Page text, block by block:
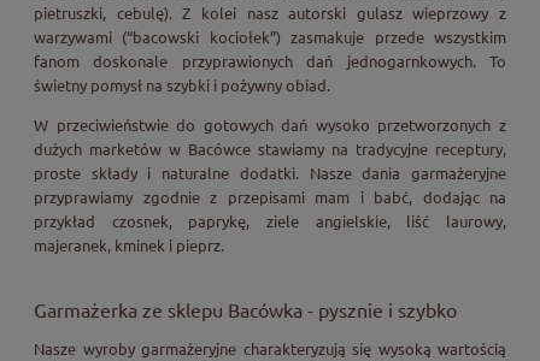
pietruszki, cebulę). Z kolei nasz autorski gulasz wieprzowy z
warzywami (“bacowski kociołek”) zasmakuje przede wszystkim
fanom doskonale przyprawionych dań jednogarnkowych. To
świetny pomysł na szybki i pożywny obiad.
W przeciwieństwie do gotowych dań wysoko przetworzonych z
dużych marketów w Bacówce stawiamy na tradycyjne receptury,
proste składy i naturalne dodatki. Nasze dania garmażeryjne
przyprawiamy zgodnie z przepisami mam i babć, dodając na
przykład czosnek, paprykę, ziele angielskie, liść laurowy,
majeranek, kminek i pieprz.
Garmażerka ze sklepu Bacówka - pysznie i szybko
Nasze wyroby garmażeryjne charakteryzują się wysoką wartością